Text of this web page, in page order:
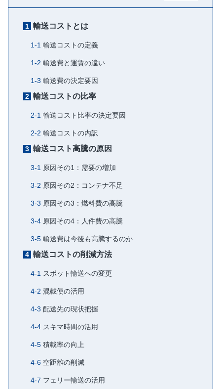
輸送コストとは
輸送コストの定義
輸送費と運賃の違い
輸送費の決定要因
輸送コストの比率
輸送コスト比率の決定要因
輸送コストの内訳
輸送コスト高騰の原因
原因その1：需要の増加
原因その2：コンテナ不足
原因その3：燃料費の高騰
原因その4：人件費の高騰
輸送費は今後も高騰するのか
輸送コストの削減方法
スポット輸送への変更
混載便の活用
配送先の現状把握
スキマ時間の活用
積載率の向上
空距離の削減
フェリー輸送の活用